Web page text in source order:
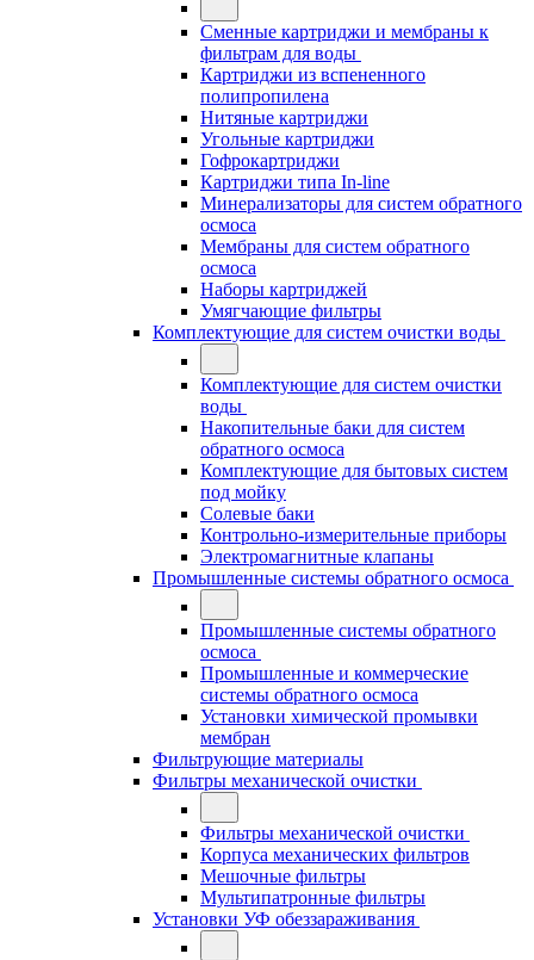
Сменные картриджи и мембраны к
фильтрам для воды
Картриджи из вспененного
полипропилена
Нитяные картриджи
Угольные картриджи
Гофрокартриджи
Картриджи типа In-line
Минерализаторы для систем обратного
осмоса
Мембраны для систем обратного
осмоса
Наборы картриджей
Умягчающие фильтры
Комплектующие для систем очистки воды
Комплектующие для систем очистки
воды
Накопительные баки для систем
обратного осмоса
Комплектующие для бытовых систем
под мойку
Солевые баки
Контрольно-измерительные приборы
Электромагнитные клапаны
Промышленные системы обратного осмоса
Промышленные системы обратного
осмоса
Промышленные и коммерческие
системы обратного осмоса
Установки химической промывки
мембран
Фильтрующие материалы
Фильтры механической очистки
Фильтры механической очистки
Корпуса механических фильтров
Мешочные фильтры
Мультипатронные фильтры
Установки УФ обеззараживания